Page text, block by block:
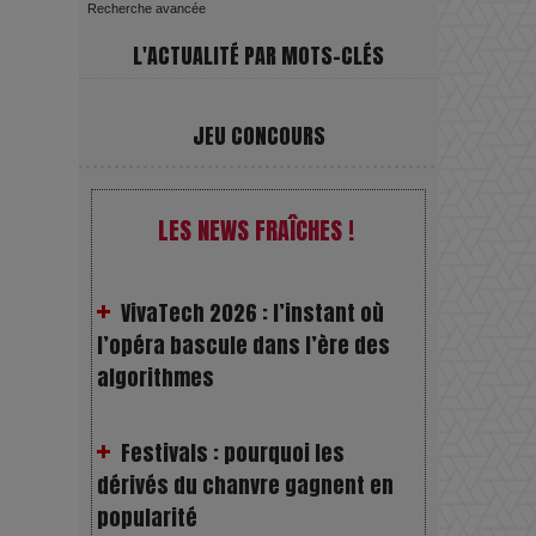
Recherche avancée
L'ACTUALITÉ PAR MOTS-CLÉS
JEU CONCOURS
LES NEWS FRAÎCHES !
VivaTech 2026 : l’instant où
Festivals : pourquoi les
dérivés du chanvre gagnent en
Les Rayons et les Ombres :